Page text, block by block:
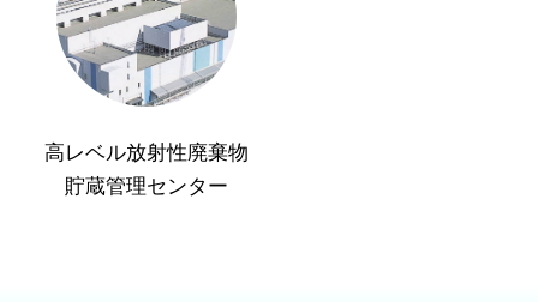
高レベル放射性廃棄物
貯蔵管理センター